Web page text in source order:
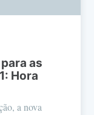
as
Hora
a nova